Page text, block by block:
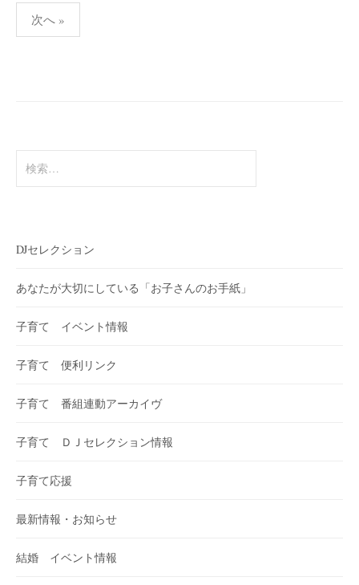
投
稿
送
り
次へ »
索:
DJセレクション
あなたが大切にしている「お子さんのお手紙」
子育て イベント情報
子育て 便利リンク
子育て 番組連動アーカイヴ
子育て ＤＪセレクション情報
子育て応援
最新情報・お知らせ
結婚 イベント情報